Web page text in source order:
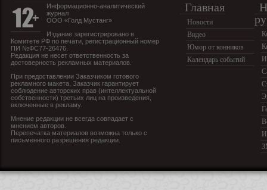
Информационно-аналитический
журнал
ООО «Голд Мустанг»
Издание зарегистрировано в
Комитете РФ по печати, регистрационный номер
ПИ №ФС77-26476.
Редакция не несет ответственность за
достоверность рекламных материалов.
При предоставлении Заказчиком готового
рекламного макета, Заказчик гарантирует
соблюдение авторских прав (интеллектуальной
собственности) третьих лиц на произведения,
включенные в рекламу.
Мнение редакции не всегда совпадает с
мнением авторов.
Перепечатка материалов возможна только с
письменного разрешения редакции.
Главная
Новости
Видео
Юмор от конников
Календарь событий